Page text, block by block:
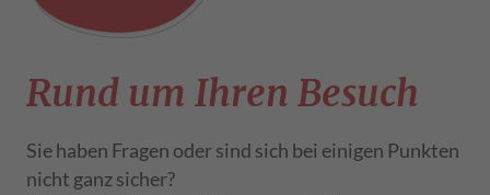
Rund um Ihren Besuch
Sie haben Fragen oder sind sich bei einigen Punkten
nicht ganz sicher?